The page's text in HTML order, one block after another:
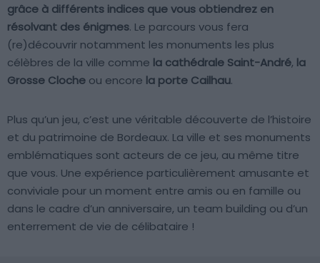
grâce à différents indices que vous obtiendrez en
résolvant des énigmes. Le parcours vous fera
(re)découvrir notamment les monuments les plus
célèbres de la ville comme la cathédrale Saint-André, la
Grosse Cloche ou encore la porte Cailhau.
Plus qu’un jeu, c’est une véritable découverte de l’histoire
et du patrimoine de Bordeaux. La ville et ses monuments
emblématiques sont acteurs de ce jeu, au même titre
que vous. Une expérience particulièrement amusante et
conviviale pour un moment entre amis ou en famille ou
dans le cadre d’un anniversaire, un team building ou d’un
enterrement de vie de célibataire !